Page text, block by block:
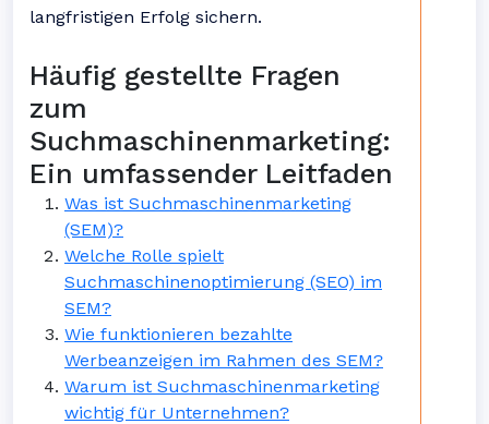
langfristigen Erfolg sichern.
Häufig gestellte Fragen
zum
Suchmaschinenmarketing:
Ein umfassender Leitfaden
Was ist Suchmaschinenmarketing
(SEM)?
Welche Rolle spielt
Suchmaschinenoptimierung (SEO) im
SEM?
Wie funktionieren bezahlte
Werbeanzeigen im Rahmen des SEM?
Warum ist Suchmaschinenmarketing
wichtig für Unternehmen?